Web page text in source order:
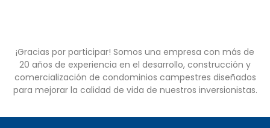
¡Gracias por participar! Somos una empresa con más de
20 años de experiencia en el desarrollo, construcción y
comercialización de condominios campestres diseñados
para mejorar la calidad de vida de nuestros inversionistas.